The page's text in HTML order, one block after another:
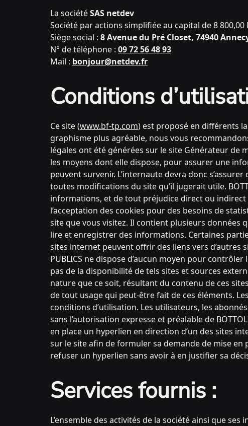
La sociétéSAS netdev
Société par actions simplifiée au capital de 8 800,00
Siège social : 8 Avenue du Pré Closet, 74940
N° de téléphone : 09 72 56 48 93
Mail : bonjour@netdev.fr
Conditions
Ce site (www.bf-tp.com) est proposé en différents
graphisme plus agréable, nous vous
légales ont été générées sur le site Générateur de
les moyens dont elle dispose, pour assurer une
peuvent survenir. L’internaute devra donc s’assurer
toutes modifications du site qu’il jugerait utile.
informations, et de tout préjudice direct ou indirect
l’acceptation des cookies pour des besoins de
site que vous visitez. Il contient plusieurs
lire et enregistrer des informations. Certaines
sites internet peuvent offrir des liens vers d’autres
PUBLICS ne dispose d’aucun moyen pour contrôler
pas de la disponibilité de tels sites et sources
nature que ce soit, résultant du contenu de ces
de tout usage qui peut-être fait de ces éléments.
conditions d’utilisation. Les utilisateurs, les
sans l’autorisation expresse et préalable de
en place un hyperlien en direction d’un des sites
sur le site afin de formuler sa demande de mise en
refuser un hyperlien sans avoir à en justifier sa
Services fournis :
L’ensemble des activités de la société ainsi que